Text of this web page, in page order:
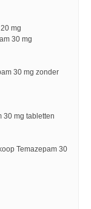
mg
30 mg
30 mg zonder
30 mg tabletten
Temazepam 30